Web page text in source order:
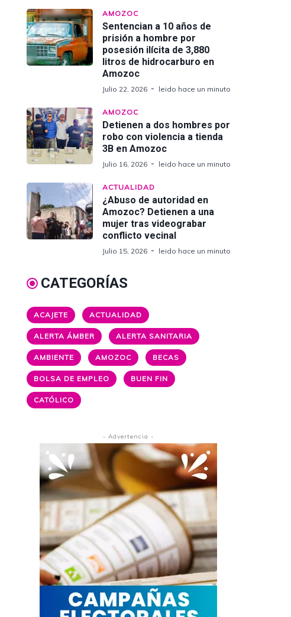
AMOZOC
Sentencian a 10 años de
prisión a hombre por
posesión ilícita de 3,880
litros de hidrocarburo en
Amozoc
Julio 22, 2026 leido hace un minuto
AMOZOC
Detienen a dos hombres por
robo con violencia a tienda
3B en Amozoc
Julio 16, 2026 leido hace un minuto
ACTUALIDAD
¿Abuso de autoridad en
Amozoc? Detienen a una
mujer tras videograbar
conflicto vecinal
Julio 15, 2026 leido hace un minuto
CATEGORÍAS
ACAJETE ACTUALIDAD
ALERTA ÁMBER ALERTA SANITARIA
AMBIENTE AMOZOC BECAS
BOLSA DE EMPLEO BUEN FIN
CATÓLICO
- Advertencia -